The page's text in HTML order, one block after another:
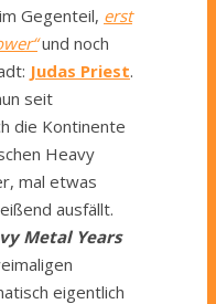
Gegenteil, erst
und noch
Judas Priest.
seit
die Kontinente
Heavy
mal etwas
ausfällt.
Metal Years
eigentlich